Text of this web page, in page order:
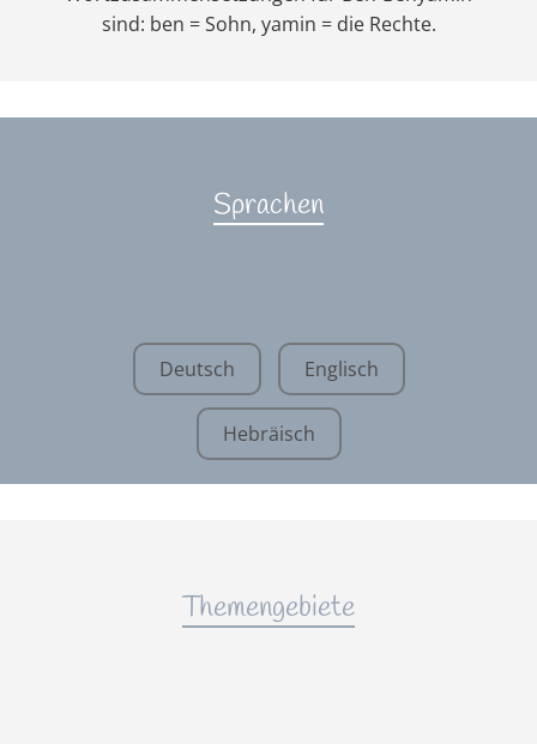
sind: ben = Sohn, yamin = die Rechte.
Sprachen
Deutsch Englisch
Hebräisch
Themengebiete